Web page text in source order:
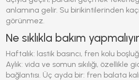
anlamına gelir. Su birikintilerinden
görünmez.
Ne sıklıkla bakım
Haftalık: lastik basıncı, fren kolu
Aylık: vida ve somun sıkılığı, özellikle
bağlantısı. Üç ayda bir: fren balata